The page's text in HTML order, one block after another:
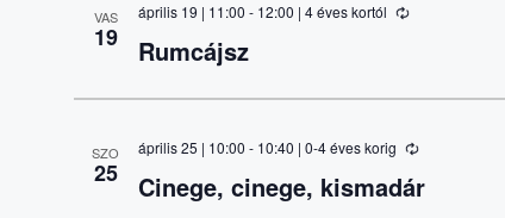
VAS
19
április 19 | 11:00 - 12:00 | 4 éves kortól
Rumcájsz
SZO
25
április 25 | 10:00 - 10:40 | 0-4 éves korig
Cinege, cinege, kismadár